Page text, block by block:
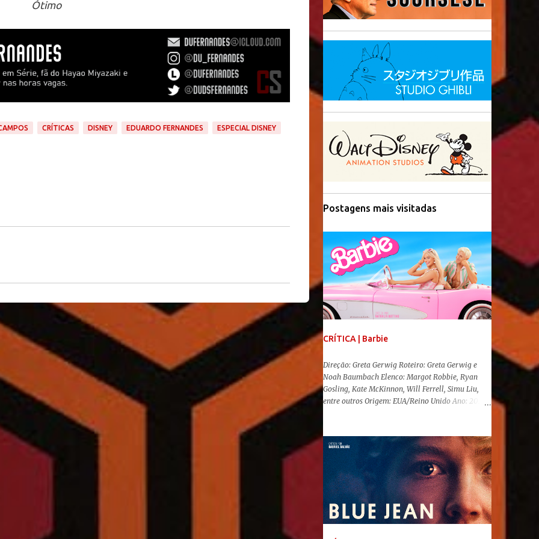
Ótimo
CRÍTICAS DISNEY EDUARDO FERNANDES ESPECIAL DISNEY
Postagens mais visitadas
CRÍTICA | Barbie
Direção: Greta Gerwig Roteiro: Greta Gerwig e
Noah Baumbach Elenco: Margot Robbie, Ryan
Gosling, Kate McKinnon, Will Ferrell, Simu Liu,
entre outros Origem: EUA/Reino Unido Ano: 2023
Barbie , o aguardado live-action da boneca mais
famosa do mundo, enfim, chegou aos cinemas. Em
meio a toda divulgação e o hype em torno de seu
lançamento, posso afirmar que o longa, dirigido
por Greta Gerwig ( Adoráveis Mulheres ) prometeu
tudo e entregou mais ainda, se provando o filme
do ano até aqui. Repleto de criatividade, humor e
sem medo de não se levar a sério, a produção